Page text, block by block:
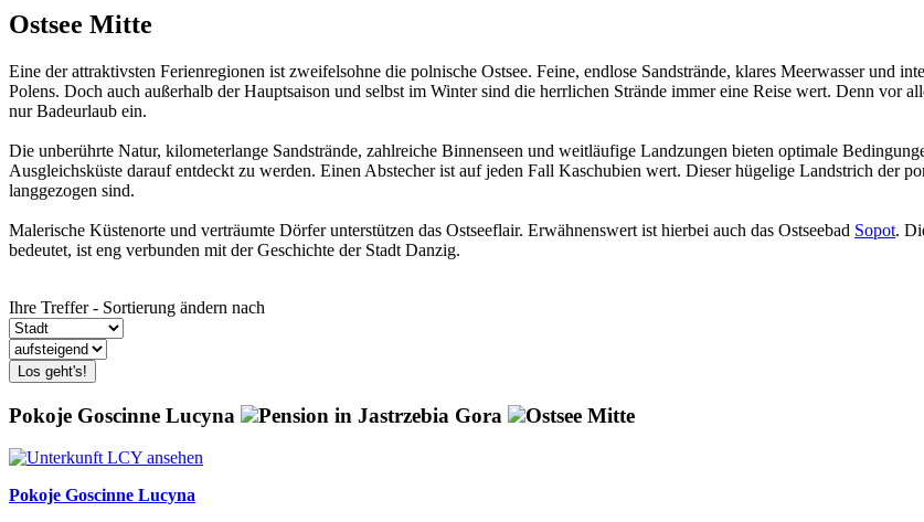
Ostsee Mitte
Eine der attraktivsten Ferienregionen ist zweifelsohne die polnische Ostsee. Feine, endlose Sandstrände, klares Meerwasser und
Polens. Doch auch außerhalb der Hauptsaison und selbst im Winter sind die herrlichen Strände immer eine Reise wert. Denn vor
nur Badeurlaub ein.
Die unberührte Natur, kilometerlange Sandstrände, zahlreiche Binnenseen und weitläufige Landzungen bieten optimale
Ausgleichsküste darauf entdeckt zu werden. Einen Abstecher ist auf jeden Fall Kaschubien wert. Dieser hügelige Landstrich der
langgezogen sind.
Malerische Küstenorte und verträumte Dörfer unterstützen das Ostseeflair. Erwähnenswert ist hierbei auch das Ostseebad Sopot.
bedeutet, ist eng verbunden mit der Geschichte der Stadt Danzig.
Ihre Treffer - Sortierung ändern nach
Los geht's!
Pokoje Goscinne Lucyna Pension in Jastrzebia Gora Ostsee Mitte
Pokoje Goscinne Lucyna